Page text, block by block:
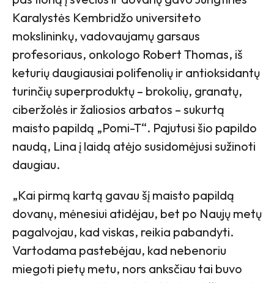
Karalystės Kembridžo universiteto
mokslininkų, vadovaujamų garsaus
profesoriaus, onkologo Robert Thomas, iš
keturių daugiausiai polifenolių ir antioksidantų
turinčių superproduktų – brokolių, granatų,
ciberžolės ir žaliosios arbatos – sukurtą
maisto papildą „Pomi-T“. Pajutusi šio papildo
naudą, Lina į laidą atėjo susidomėjusi sužinoti
daugiau.
„Kai pirmą kartą gavau šį maisto papildą
dovanų, mėnesiui atidėjau, bet po Naujų metų
pagalvojau, kad viskas, reikia pabandyti.
Vartodama pastebėjau, kad nebenoriu
miegoti pietų metu, nors anksčiau tai buvo